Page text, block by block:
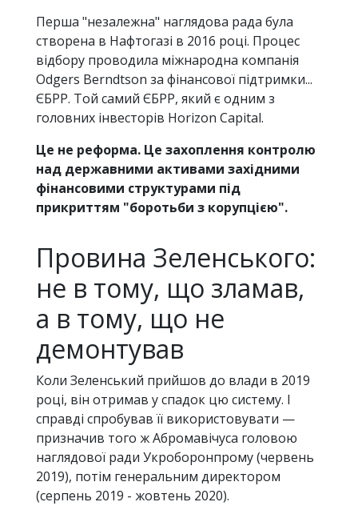
Перша "незалежна" наглядова рада була
створена в Нафтогазі в 2016 році. Процес
відбору проводила міжнародна компанія
Odgers Berndtson за фінансової підтримки...
ЄБРР. Той самий ЄБРР, який є одним з
головних інвесторів Horizon Capital.
Це не реформа. Це захоплення контролю
над державними активами західними
фінансовими структурами під
прикриттям "боротьби з корупцією".
Провина Зеленського:
не в тому, що зламав,
а в тому, що не
демонтував
Коли Зеленський прийшов до влади в 2019
році, він отримав у спадок цю систему. І
справді спробував її використовувати —
призначив того ж Абромавічуса головою
наглядової ради Укроборонпрому (червень
2019), потім генеральним директором
(серпень 2019 - жовтень 2020).